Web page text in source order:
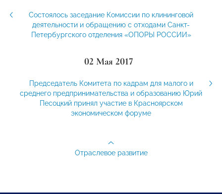
Состоялось заседание Комиссии по клининговой
деятельности и обращению с отходами Санкт-
Петербургского отделения «ОПОРЫ РОССИИ»
02 Мая 2017
Председатель Комитета по кадрам для малого и
среднего предпринимательства и образованию Юрий
Песоцкий принял участие в Красноярском
экономическом форуме
Отраслевое развитие